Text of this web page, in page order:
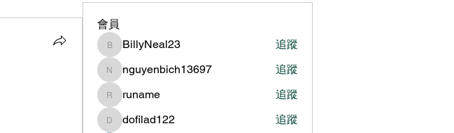
會員
BillyNeal23
BillyNeal23 追蹤
nguyenbich13697
nguyenbich13697 追蹤
runame
runame 追蹤
dofilad122
dofilad122
追蹤